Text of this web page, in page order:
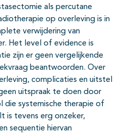
als percutane
op overleving is in
verwijdering van
Het level of evidence is
zijn er geen vergelijkende
beantwoorden. Over
complicaties en uitstel
uitspraak te doen door
die systemische therapie of
is tevens erg onzeker,
sequentie hiervan